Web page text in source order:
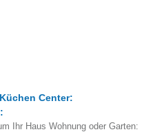
Center:
Ihr Haus Wohnung oder Garten: